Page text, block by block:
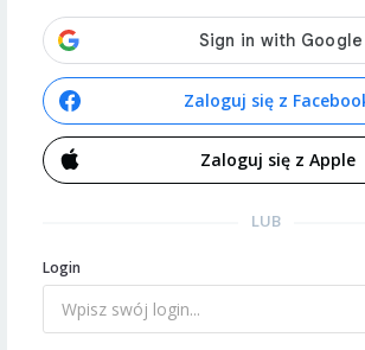
Zaloguj się z
Zaloguj się z Apple
LUB
Login